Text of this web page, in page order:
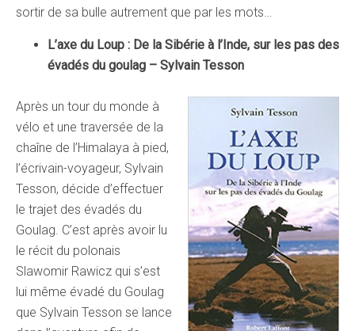
sortir de sa bulle autrement que par les mots…
L’axe du Loup : De la Sibérie à l’Inde, sur les pas des
évadés du goulag – Sylvain Tesson
Après un tour du monde à
vélo et une traversée de la
chaîne de l’Himalaya à pied,
l’écrivain-voyageur, Sylvain
Tesson, décide d’effectuer
le trajet des évadés du
Goulag. C’est après avoir lu
le récit du polonais
Slawomir Rawicz qui s’est
lui même évadé du Goulag
que Sylvain Tesson se lance